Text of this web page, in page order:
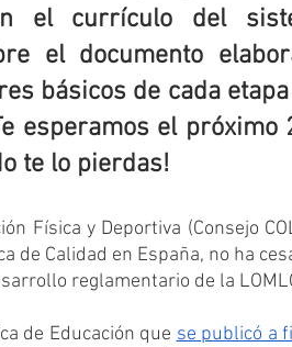
el currículo del
el documento
básicos de cada
esperamos el
te lo pierdas!
Física y Deportiva (Consejo
de Calidad en España, no ha
reglamentario de la
de Educación que se publicó a